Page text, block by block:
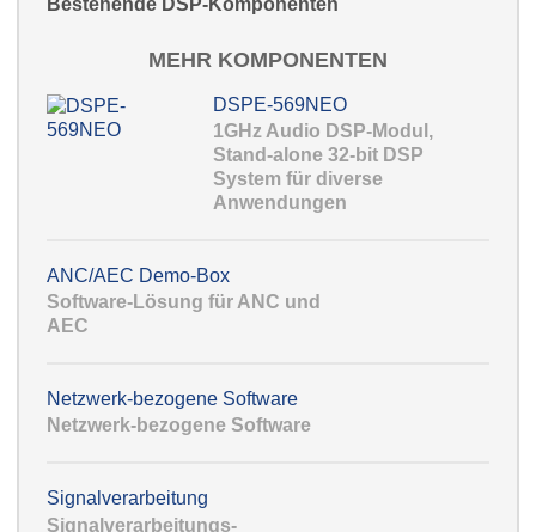
Bestehende DSP-Komponenten
MEHR KOMPONENTEN
DSPE-569NEO
1GHz Audio DSP-Modul,
Stand-alone 32-bit DSP
System für diverse
Anwendungen
ANC/AEC Demo-Box
Software-Lösung für ANC und
AEC
Netzwerk-bezogene Software
Netzwerk-bezogene Software
Signalverarbeitung
Signalverarbeitungs-